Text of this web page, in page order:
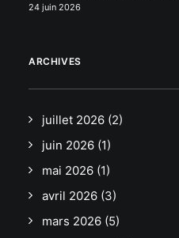
24 juin 2026
ARCHIVES
juillet 2026 (2)
juin 2026 (1)
mai 2026 (1)
avril 2026 (3)
mars 2026 (5)